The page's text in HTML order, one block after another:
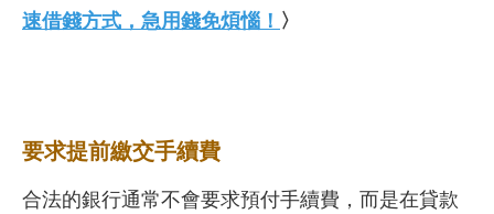
速借錢方式，急用錢免煩惱！ 〉
要求提前繳交手續費
合法的銀行通常不會要求預付手續費，而是在貸款